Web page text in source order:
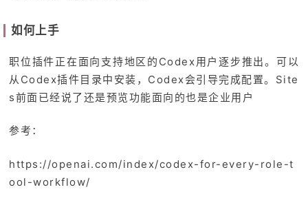
如何上手
职位插件正在面向支持地区的Codex用户逐步推出。可以
从Codex插件目录中安装，Codex会引导完成配置。Site
s前面已经说了还是预览功能面向的也是企业用户
参考：
https://openai.com/index/codex-for-every-role-t
ool-workflow/